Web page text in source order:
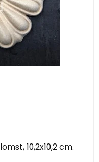
10,2x10,2 cm.